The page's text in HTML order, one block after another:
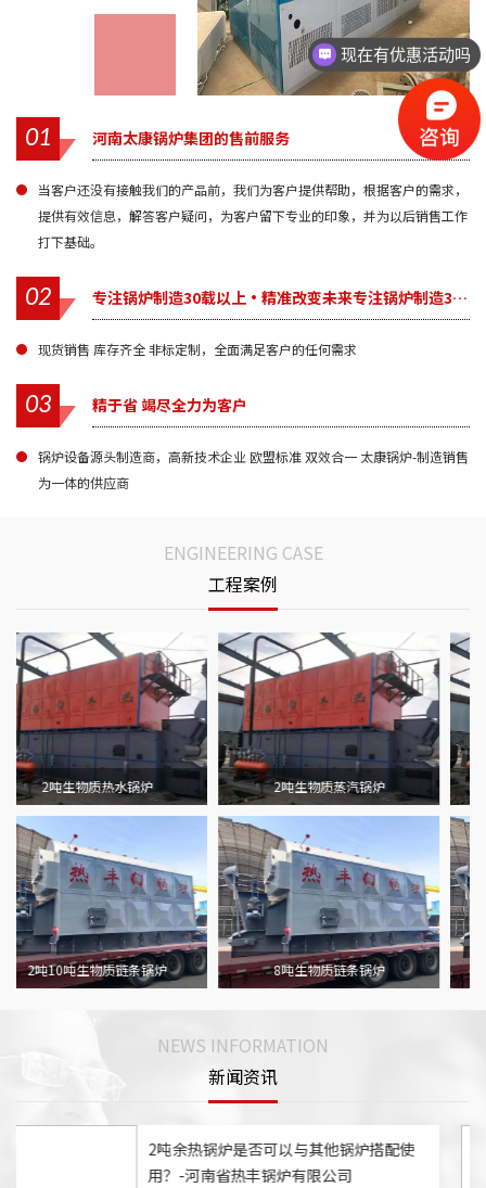
01 河南太康锅炉集团的售前服务
当客户还没有接触我们的产品前，我们为客户提供帮助，根据客户的需求，
提供有效信息，解答客户疑问，为客户留下专业的印象，并为以后销售工作
打下基础。
02 专注锅炉制造30载以上·精准改变未来专注锅炉制造30载以上·精准改变未来
现货销售 库存齐全 非标定制，全面满足客户的任何需求
03 精于省 竭尽全力为客户
锅炉设备源头制造商，高新技术企业 欧盟标准 双效合一 太康锅炉-制造销售
为一体的供应商
ENGINEERING CASE
工程案例
2吨生物质热水锅炉 2吨生物质蒸汽锅炉
2吨10吨生物质链条锅炉 8吨生物质链条锅炉
NEWS INFORMATION
新闻资讯
2吨余热锅炉是否可以与其他锅炉搭配使
用？-河南省热丰锅炉有限公司
现在有优惠活动吗